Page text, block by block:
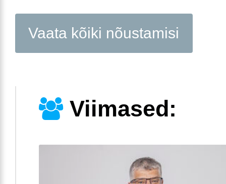
Vaata kõiki nõustamisi
Viimased: